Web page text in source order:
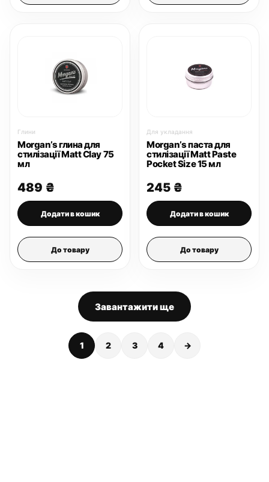
Глини
Morgan’s глина для
стилізації Matt Clay 75
мл
489 ₴
Додати в кошик
До товару
Для укладання
Morgan’s паста для
стилізації Matt Paste
Pocket Size 15 мл
245 ₴
Додати в кошик
До товару
Завантажити ще
1 2 3 4 →